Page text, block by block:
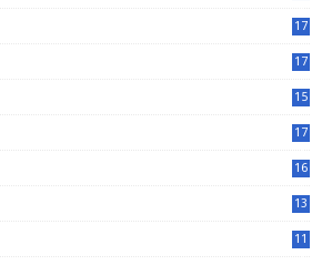
17
17
15
17
16
13
11